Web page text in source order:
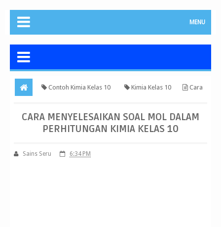
MENU
Contoh Kimia Kelas 10 Kimia Kelas 10 Cara
CARA MENYELESAIKAN SOAL MOL DALAM
PERHITUNGAN KIMIA KELAS 10
Sains Seru 6:34 PM